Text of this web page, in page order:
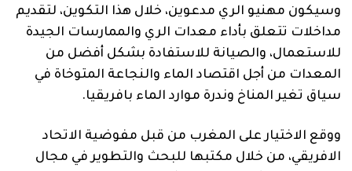
وسيكون مهنيو الري مدعوين، خلال هذا التكوين، لتقديم
مداخلات تتعلق بأداء معدات الري والممارسات الجيدة
للاستعمال، والصيانة للاستفادة بشكل أفضل من
المعدات من أجل اقتصاد الماء والنجاعة المتوخاة في
سياق تغير المناخ وندرة موارد الماء بافريقيا.
ووقع الاختيار على المغرب من قبل مفوضية الاتحاد
الافريقي، من خلال مكتبها للبحث والتطوير في مجال